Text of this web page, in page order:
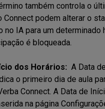
também controla o
Connect podem alterar o
no IA para um determinado
é bloqueada.
dos Horários: A Data
o primeiro dia de aula
Connect. A Data de
na página